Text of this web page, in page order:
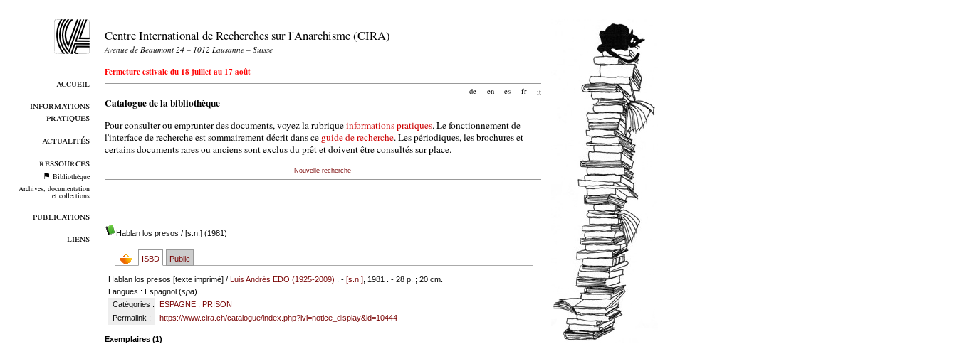
accueil
informations
pratiques
actualités
ressources
Bibliothèque
Archives, documentation
et collections
publications
liens
Centre International de Recherches sur l'Anarchisme (CIRA)
Avenue de Beaumont 24 – 1012 Lausanne – Suisse
Fermeture estivale du 18 juillet au 17 août
de – en – es – fr – it
Catalogue de la bibliothèque
Pour consulter ou emprunter des documents, voyez la rubriqueinformations pratiques. Le fonctionnement de
l'interface de recherche est sommairement décrit dans ce guide de recherche. Les périodiques, les brochures et
certains documents rares ou anciens sont exclus du prêt et doivent être consultés sur place.
Nouvelle recherche
Hablan los presos / [s.n.] (1981)
ISBD Public
Hablan los presos [texte imprimé] /Luis Andrés EDO (1925-2009) . -[s.n.] , 1981 . - 28 p. ; 20 cm.
Langues : Espagnol (spa)
Catégories :
ESPAGNE; PRISON
Permalink :
https://www.cira.ch/catalogue/index.php?lvl=notice_display&id=10444
Exemplaires (1)